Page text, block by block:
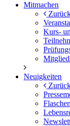
Mitmachen
Kurs-
Neuigkeiten